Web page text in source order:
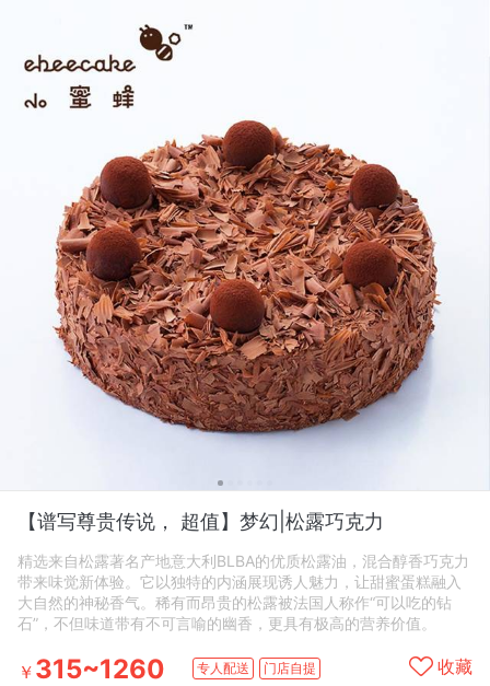
【谱写尊贵传说， 超值】梦幻|松露巧克力
精选来自松露著名产地意大利BLBA的优质松露油，混合醇香巧克力
带来味觉新体验。它以独特的内涵展现诱人魅力，让甜蜜蛋糕融入
大自然的神秘香气。稀有而昂贵的松露被法国人称作“可以吃的钻
石”，不但味道带有不可言喻的幽香，更具有极高的营养价值。
￥ 315~1260 专人配送 门店自提 收藏